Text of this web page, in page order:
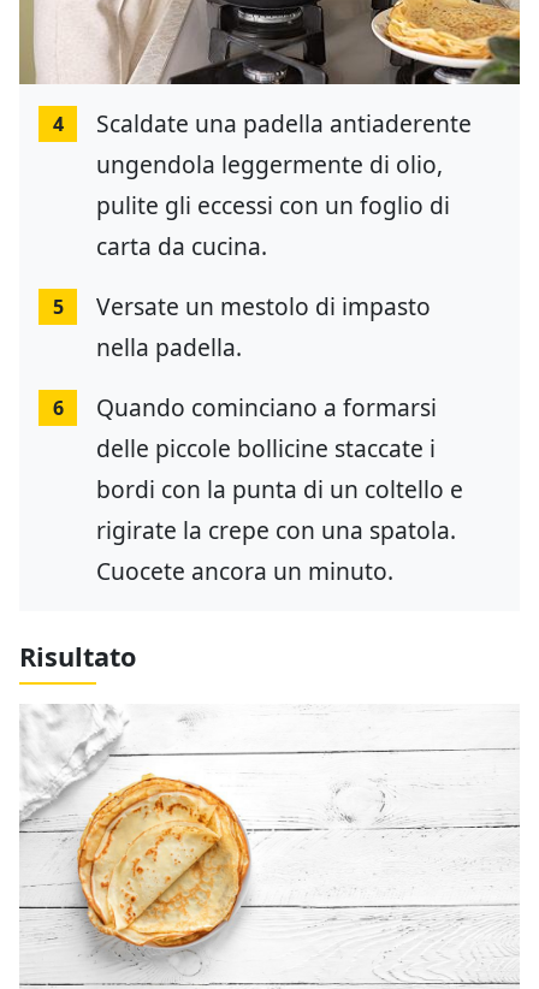
4
Scaldate una padella antiaderente
ungendola leggermente di olio,
pulite gli eccessi con un foglio di
carta da cucina.
5
Versate un mestolo di impasto
nella padella.
6
Quando cominciano a formarsi
delle piccole bollicine staccate i
bordi con la punta di un coltello e
rigirate la crepe con una spatola.
Cuocete ancora un minuto.
Risultato